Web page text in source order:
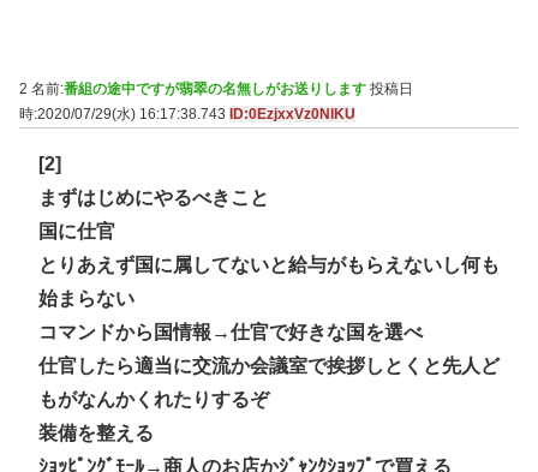
2 名前:番組の途中ですが翡翠の名無しがお送りします 投稿日
時:2020/07/29(水) 16:17:38.743 ID:0EzjxxVz0NIKU
[2]
まずはじめにやるべきこと
国に仕官
とりあえず国に属してないと給与がもらえないし何も
始まらない
コマンドから国情報→仕官で好きな国を選べ
仕官したら適当に交流か会議室で挨拶しとくと先人ど
もがなんかくれたりするぞ
装備を整える
ｼｮｯﾋﾟﾝｸﾞﾓｰﾙ→商人のお店かｼﾞｬﾝｸｼｮｯﾌﾟで買える